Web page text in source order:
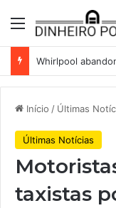
Menu
Início / Últimas
Últimas Notícias
taxistas